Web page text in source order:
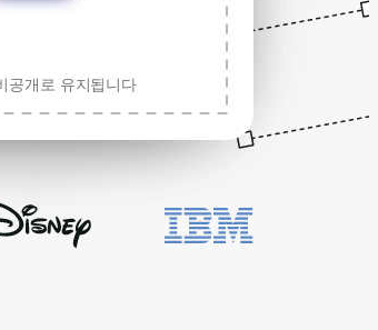
공개로 유지됩니다